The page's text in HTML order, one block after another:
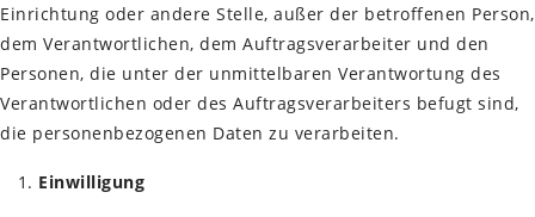
Einrichtung oder andere Stelle, außer der betroffenen Person,
dem Verantwortlichen, dem Auftragsverarbeiter und den
Personen, die unter der unmittelbaren Verantwortung des
Verantwortlichen oder des Auftragsverarbeiters befugt sind,
die personenbezogenen Daten zu verarbeiten.
Einwilligung